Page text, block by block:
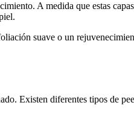
A medida que estas
suave o un
Existen diferentes tipos de